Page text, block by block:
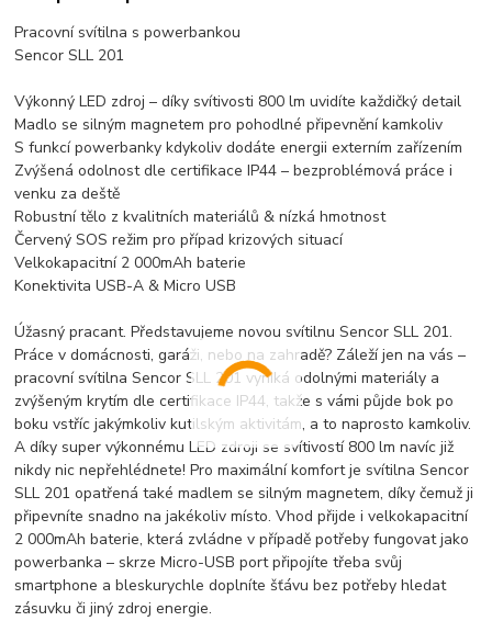
Pracovní svítilna s powerbankou
Sencor SLL 201
Výkonný LED zdroj – díky svítivosti 800 lm uvidíte každičký detail
Madlo se silným magnetem pro pohodlné připevnění kamkoliv
S funkcí powerbanky kdykoliv dodáte energii externím zařízením
Zvýšená odolnost dle certifikace IP44 – bezproblémová práce i
venku za deště
Robustní tělo z kvalitních materiálů & nízká hmotnost
Červený SOS režim pro případ krizových situací
Velkokapacitní 2 000mAh baterie
Konektivita USB-A & Micro USB
Úžasný pracant. Představujeme novou svítilnu Sencor SLL 201.
Práce v domácnosti, garáži, nebo na zahradě? Záleží jen na vás –
pracovní svítilna Sencor SLL 201 vyniká odolnými materiály a
zvýšeným krytím dle certifikace IP44, takže s vámi půjde bok po
boku vstříc jakýmkoliv kutilským aktivitám, a to naprosto kamkoliv.
A díky super výkonnému LED zdroji se svítivostí 800 lm navíc již
nikdy nic nepřehlédnete! Pro maximální komfort je svítilna Sencor
SLL 201 opatřená také madlem se silným magnetem, díky čemuž ji
připevníte snadno na jakékoliv místo. Vhod přijde i velkokapacitní
2 000mAh baterie, která zvládne v případě potřeby fungovat jako
powerbanka – skrze Micro-USB port připojíte třeba svůj
smartphone a bleskurychle doplníte šťávu bez potřeby hledat
zásuvku či jiný zdroj energie.